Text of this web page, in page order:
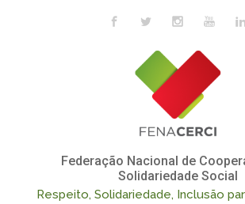
Skip to main content
Federação Nacional de
Solidariedade Social
Respeito, Solidariedade, Inclusão